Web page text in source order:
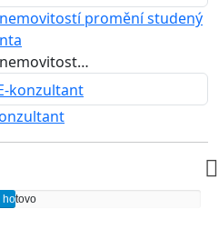
promění studený
hotovo